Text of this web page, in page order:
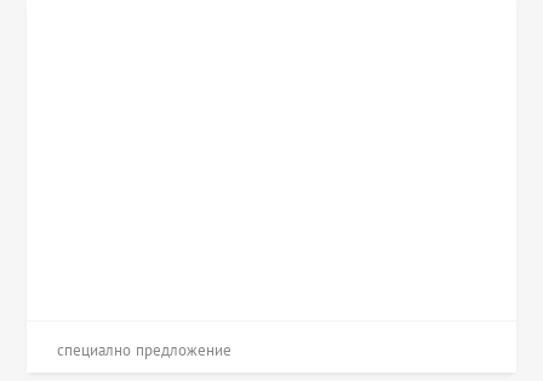
специално предложение